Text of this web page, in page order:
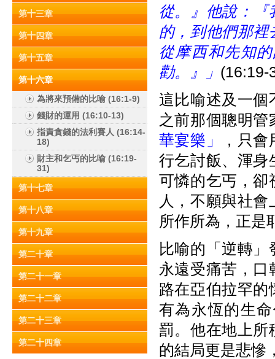
第十三章
第十四章
第十五章
第十六章
為將來預備的比喻 (16:1-9)
錢財的運用 (16:10-13)
指責貪錢的法利賽人 (16:14-
18)
財主和乞丐的比喻 (16:19-
31)
第十七章
第十八章
第十九章
第二十章
第二十一章
第二十二章
第二十三章
第二十四章
從。』他說：
的，到他們那
從摩西和先知
勸。』」 (16:19-
這比喻述及一個
之前那個聰明
華宴樂」
，只
行乞討飯、渾身
可憐的乞丐，卻
人，不願與社
所作所為，正是
比喻的「逆轉
永遠受痛苦，口
路在亞伯拉罕的
有為永恆的生
罰。他在地上所
的結局更是悲慘